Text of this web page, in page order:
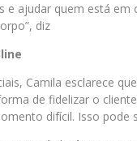
e ajudar quem está
diz
Camila esclarece
de fidelizar o
difícil. Isso